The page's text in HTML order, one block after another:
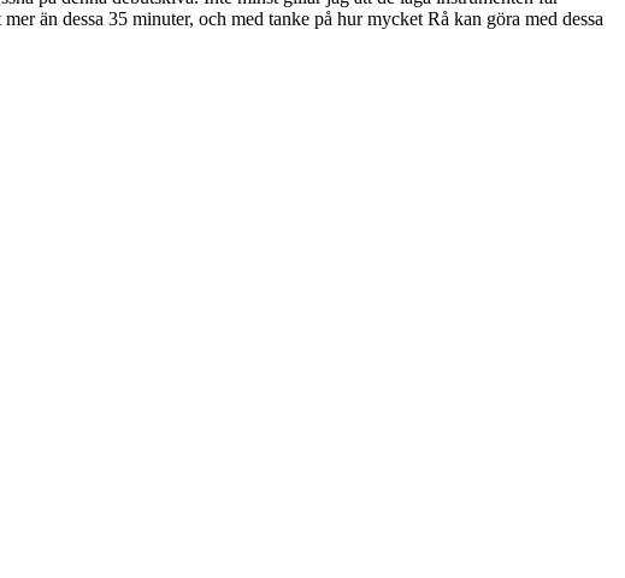
än dessa 35 minuter, och med tanke på hur mycket Rå kan göra med dessa